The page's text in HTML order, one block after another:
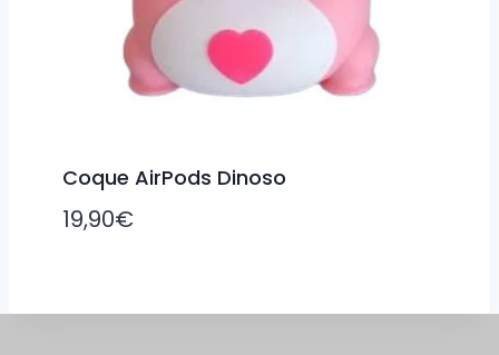
Coque AirPods Dinoso
19,90€